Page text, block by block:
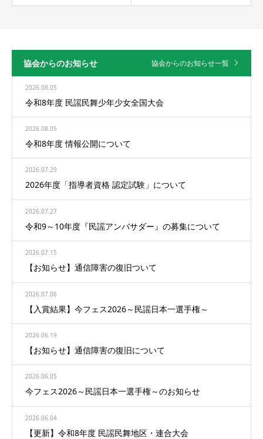
協会からのお知らせ 協会からのお知らせ一覧
2026.08.05
令和8年度 民謡民舞少年少女全国大会
2026.08.05
令和8年度 情報公開について
2026.07.29
2026年度「指導者資格 認定試験」について
2026.07.27
令和9～10年度『民謡アンバサダー』の募集について
2026.07.15
【お知らせ】通信障害の復旧ついて
2026.07.06
【入賞結果】今フェス2026～民謡日本一選手権～
2026.06.19
【お知らせ】通信障害の復旧について
2026.06.05
今フェス2026～民謡日本一選手権～のお知らせ
2026.06.04
【更新】令和8年度 民謡民舞地区・連合大会